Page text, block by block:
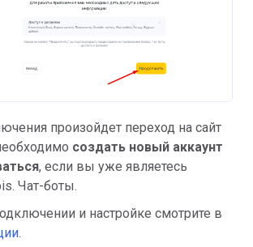
произойдет переход на сайт
создать новый аккаунт
, если вы уже являетесь
Чат-боты.
и настройке смотрите в
.